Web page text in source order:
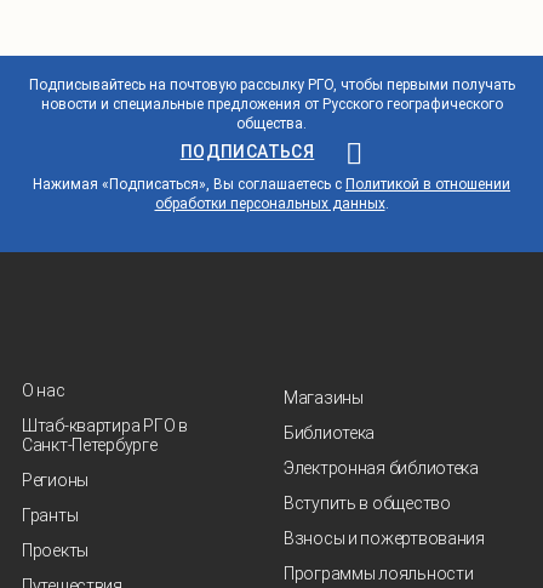
Подписывайтесь на почтовую рассылку РГО, чтобы первыми получать
новости и специальные предложения от Русского географического
общества.
ПОДПИСАТЬСЯ
Нажимая «Подписаться», Вы соглашаетесь с Политикой в отношении
обработки персональных данных.
О нас
Штаб-квартира РГО в
Санкт‑Петербурге
Регионы
Гранты
Проекты
Магазины
Библиотека
Электронная библиотека
Вступить в общество
Взносы и пожертвования
Программы лояльности